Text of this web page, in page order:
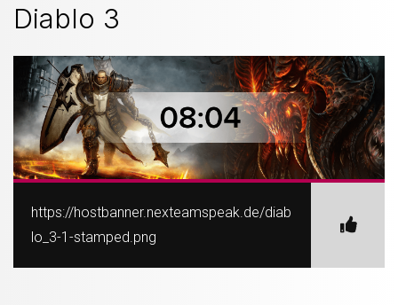
Diablo 3
https://hostbanner.nexteamspeak.de/diab
lo_3-1-stamped.png